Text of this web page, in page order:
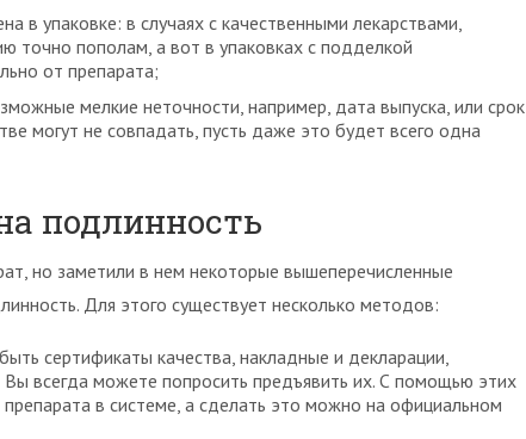
в упаковке: в случаях с качественными лекарствами,
точно пополам, а вот в упаковках с подделкой
от препарата;
мелкие неточности, например, дата выпуска, или срок
могут не совпадать, пусть даже это будет всего одна
подлинность
но заметили в нем некоторые вышеперечисленные
Для этого существует несколько методов:
сертификаты качества, накладные и декларации,
всегда можете попросить предъявить их. С помощью этих
в системе, а сделать это можно на официальном